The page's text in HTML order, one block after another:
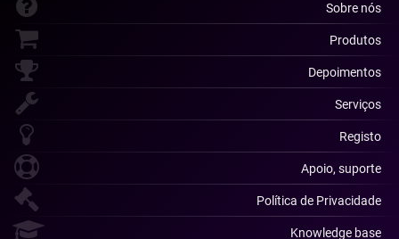
Sobre nós
Produtos
Depoimentos
Serviços
Registo
Apoio, suporte
Política de Privacidade
Knowledge base